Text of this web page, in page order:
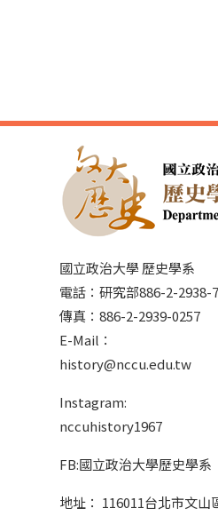
國立政治大學 歷史學系
電話：研究部886-2-
傳真：886-2-2939-0257
E-Mail：
history@nccu.edu.tw
Instagram:
nccuhistory1967
FB:國立政治大學歷史學系
地址： 116011台北市文